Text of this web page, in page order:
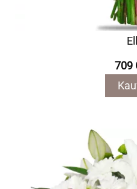
709